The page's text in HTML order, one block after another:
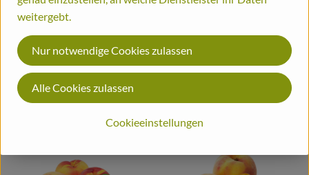
, Preis:
4,79 €/ kg
Bananen
, Herkunft:
EC
0.8 kg
5,99 €
Pflaumen rot
, Kontrollstelle:
ÖKO-AT-402
weitergebt.
Cookieeinstellungen
Nur notwendige Cookies zulassen
Alle Cookies zulassen